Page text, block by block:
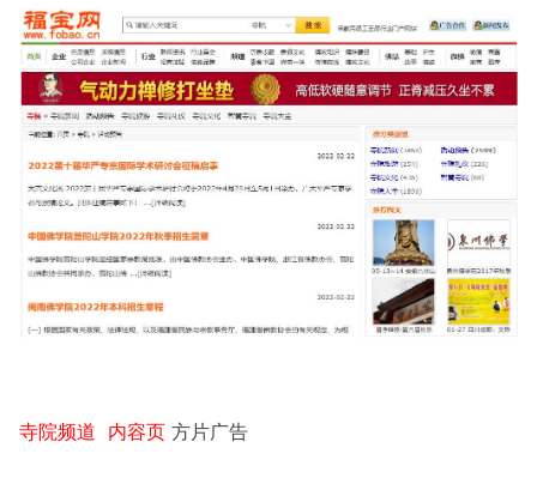
寺院频道 内容页 方片广告